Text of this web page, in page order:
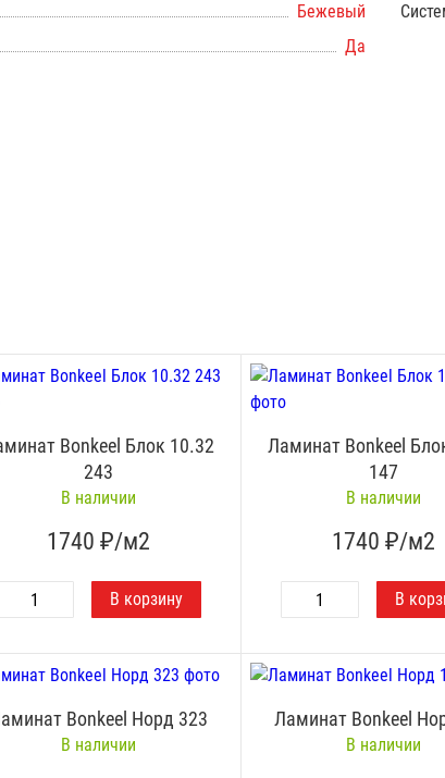
Бежевый
Да
Bonkeel Блок 10.32
243
В наличии
1740 ₽/м2
Ламинат Bonkeel
147
В наличии
1740 ₽/м2
Bonkeel Норд 323
В наличии
Ламинат Bonkeel
В наличии